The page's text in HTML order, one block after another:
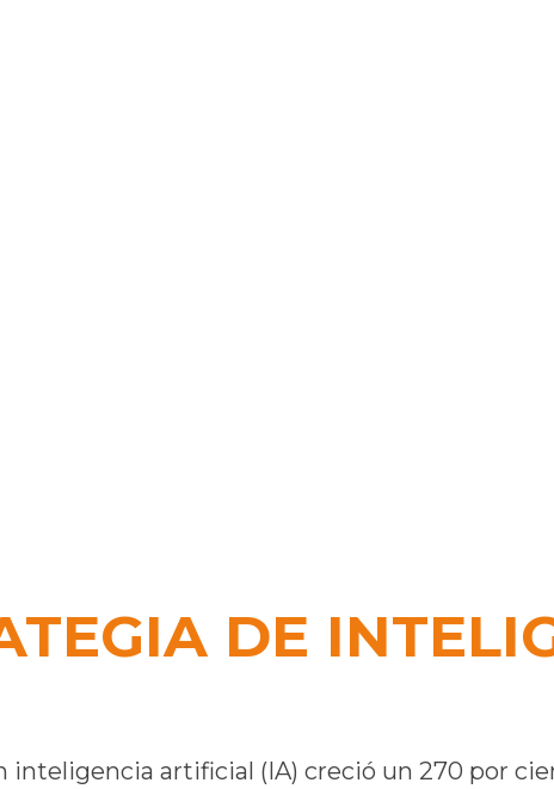
DE
artificial (IA) creció un 270 por